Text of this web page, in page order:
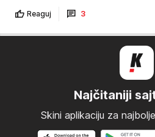
Reaguj 3
Najčitaniji
Skini aplikaciju za